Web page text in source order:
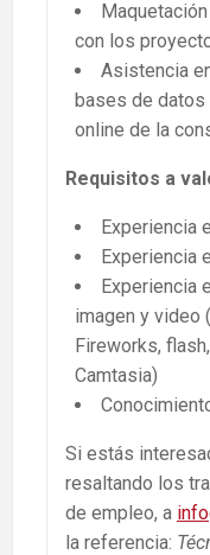
con los
Asistencia
bases de
online de la
Requisitos a
Experiencia
Experiencia
Experiencia
imagen y video
Fireworks,
Camtasia)
Si estás
resaltando los
de empleo, a
la referencia: